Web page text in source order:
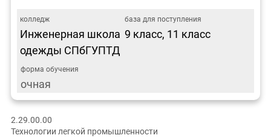
Инженерная школа
одежды СПбГУПТД
9 класс, 11 класс
очная
2.29.00.00
Технологии легкой промышленности